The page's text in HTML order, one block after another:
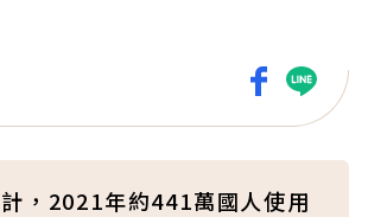
，2021年約441萬國人使用